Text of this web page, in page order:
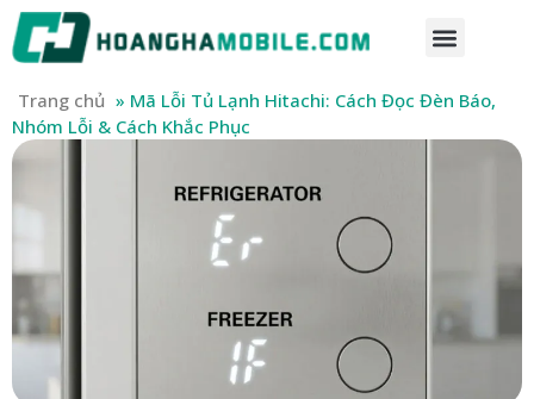
Trang chủ » Mã Lỗi Tủ Lạnh Hitachi: Cách Đọc Đèn Báo,
Nhóm Lỗi & Cách Khắc Phục